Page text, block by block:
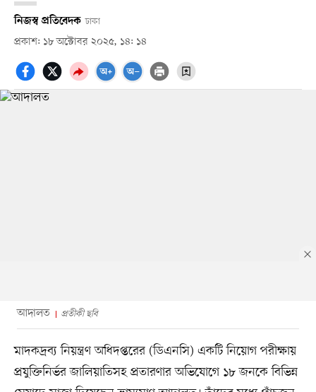
নিজস্ব প্রতিবেদক ঢাকা
প্রকাশ: ১৮ অক্টোবর ২০২৫, ১৪: ১৪
আদালত প্রতীকী ছবি
মাদকদ্রব্য নিয়ন্ত্রণ অধিদপ্তরের (ডিএনসি) একটি নিয়োগ পরীক্ষায়
প্রযুক্তিনির্ভর জালিয়াতিসহ প্রতারণার অভিযোগে ১৮ জনকে বিভিন্ন